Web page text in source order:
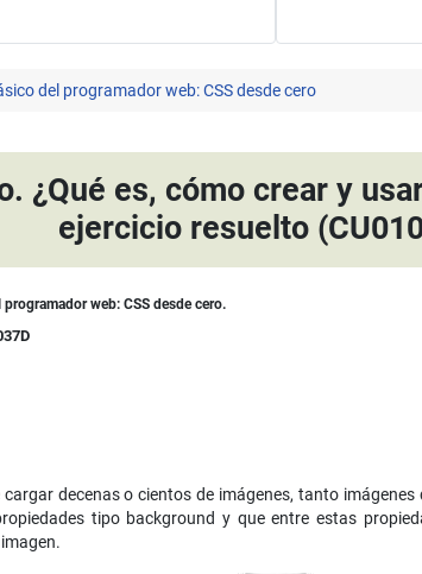
del programador web: CSS desde cero
¿Qué es, cómo crear y
ejercicio resuelto
web: CSS desde cero.
decenas o cientos de imágenes, tanto
tipo background y que entre estas